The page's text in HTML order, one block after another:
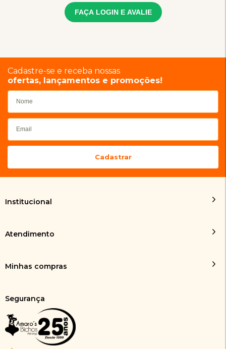
FAÇA LOGIN E AVALIE
Cadastre-se e receba nossas
ofertas, lançamentos e promoções!
Institucional
Atendimento
Minhas compras
Segurança